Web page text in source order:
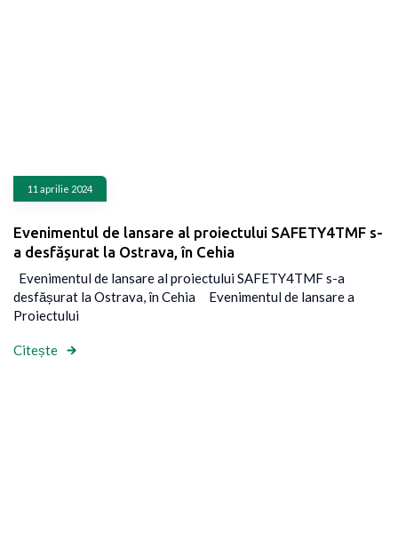
11 aprilie 2024
Evenimentul de lansare al proiectului SAFETY4TMF s-
a desfășurat la Ostrava, în Cehia
Evenimentul de lansare al proiectului SAFETY4TMF s-a
desfășurat la Ostrava, în Cehia Evenimentul de lansare a
Proiectului
Citește